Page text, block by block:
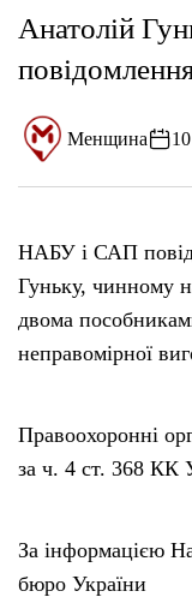
Анатолій
Менщина
НАБУ і САП
Гуньку, чинному
двома
неправомірної
Правоохоронні
за ч. 4 ст. 368 КК
За інформацією
бюро України